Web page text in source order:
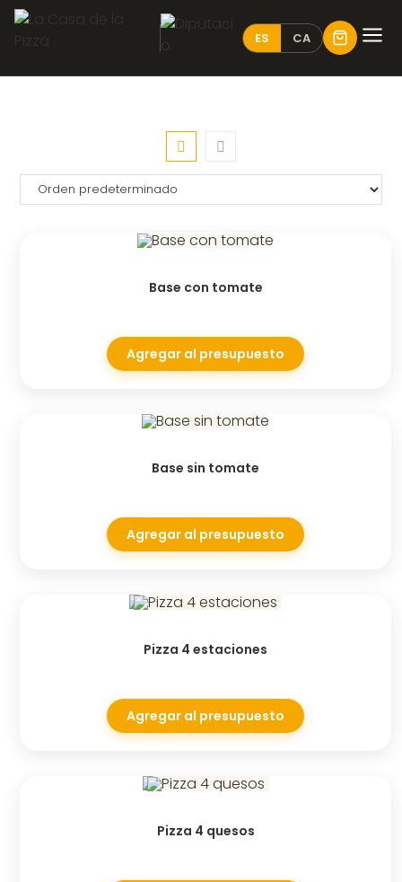
ES CA
Base con tomate
Agregar al presupuesto
Base sin tomate
Agregar al presupuesto
Pizza 4 estaciones
Agregar al presupuesto
Pizza 4 quesos